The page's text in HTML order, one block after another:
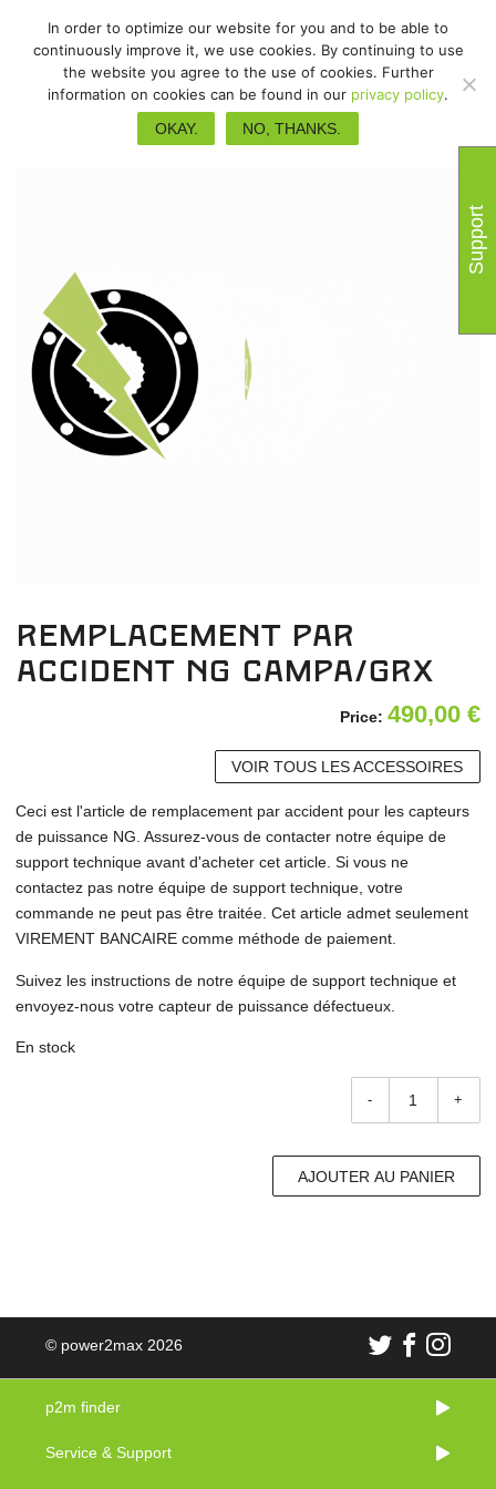
Remplacement par
accident NG Campa/GRX
Price: 490,00 €
VOIR TOUS LES ACCESSOIRES
Ceci est l'article de remplacement par accident pour les capteurs
de puissance NG. Assurez-vous de contacter notre équipe de
support technique avant d'acheter cet article. Si vous ne
contactez pas notre équipe de support technique, votre
commande ne peut pas être traitée. Cet article admet seulement
VIREMENT BANCAIRE comme méthode de paiement.
Suivez les instructions de notre équipe de support technique et
envoyez-nous votre capteur de puissance défectueux.
En stock
- +
AJOUTER AU PANIER
© power2max 2026
p2m finder
Service & Support
Support
In order to optimize our website for you and to be able to
continuously improve it, we use cookies. By continuing to use
the website you agree to the use of cookies. Further
information on cookies can be found in our privacy policy.
OKAY.
NO, THANKS.